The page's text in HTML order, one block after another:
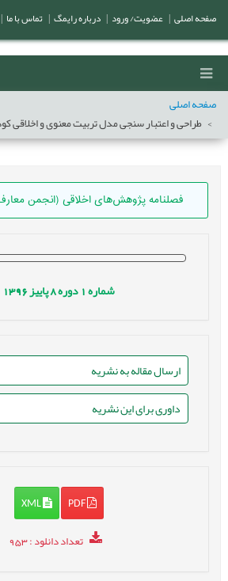
صفحه اصلی
طراحی و اعتبار سنجی مدل تربیت معنوی و اخلاقی
فصلنامه پژوهش‌های اخلاقی (انجمن معارف
شماره1 دوره8 پاییز1396
ارسال مقاله به نشریه
داوری برای این نشریه
PDF
XML
تعداد دانلود: 953
صفحه اصلی عضویت/ ورود درباره رایمگ تماس با ما